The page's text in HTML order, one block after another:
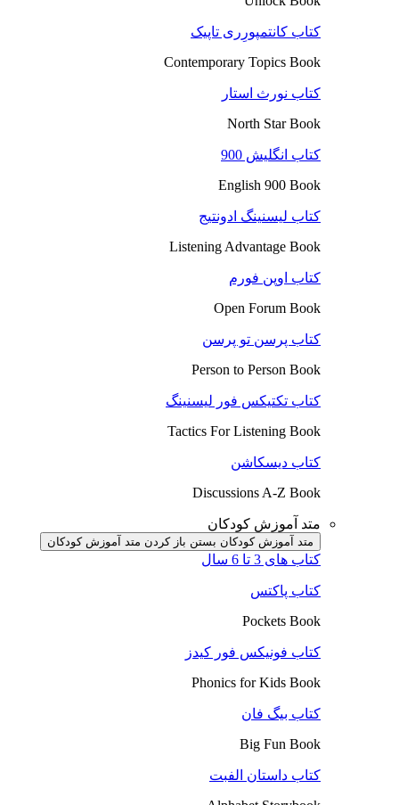
کتاب کانتمپورِری تاپیک
Contemporary Topics Book
کتاب نورث استار
North Star Book
کتاب انگلیش 900
English 900 Book
کتاب لیسنینگ ادونتیج
Listening Advantage Book
کتاب اوپن فورم
Open Forum Book
کتاب پرسن تو پرسن
Person to Person Book
کتاب تکتیکس فور لیسنینگ
Tactics For Listening Book
کتاب دیسکاشن
Discussions A-Z Book
متد آموزش کودکان
متد آموزش کودکان بستن باز کردن متد آموزش کودکان
کتاب های 3 تا 6 سال
کتاب پاکتس
Pockets Book
کتاب فونیکس فور کیدز
Phonics for Kids Book
کتاب بیگ فان
Big Fun Book
کتاب داستان الفبت